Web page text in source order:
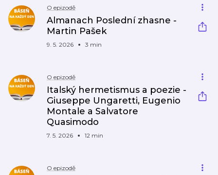
O epizodě
Almanach Poslední zhasne -
Martin Pašek
9. 5. 2026 3 min
O epizodě
Italský hermetismus a poezie -
Giuseppe Ungaretti, Eugenio
Montale a Salvatore
Quasimodo
7. 5. 2026 12 min
O epizodě